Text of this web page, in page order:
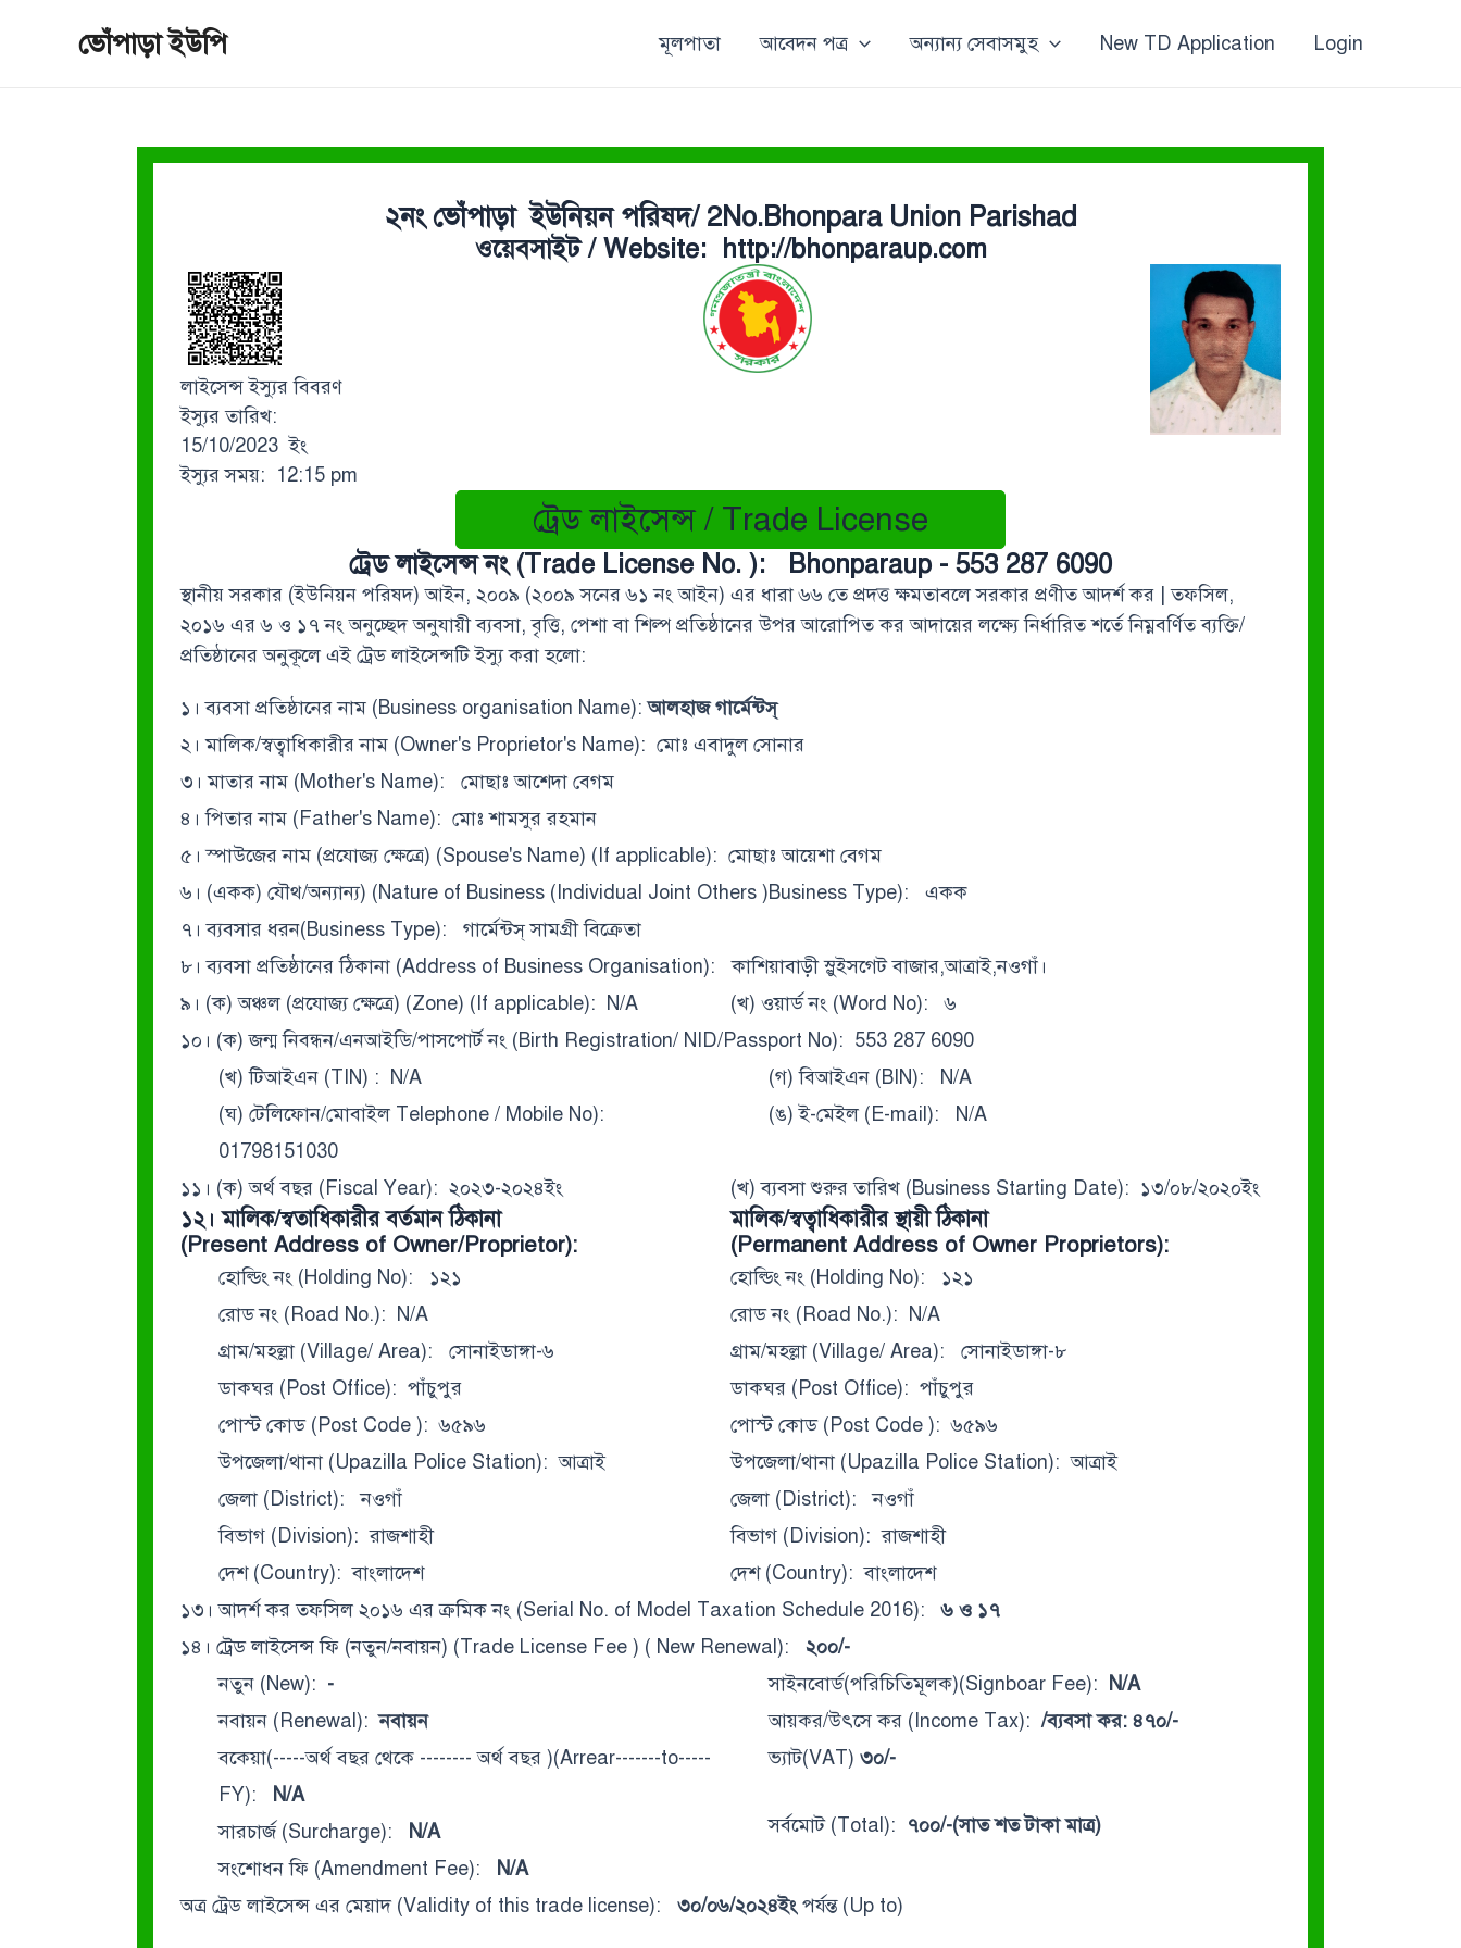
ভোঁপাড়া ইউপি মূলপাতা আবেদন পত্র অন্যান্য সেবাসমুহ New TD Application Login
২নং ভোঁপাড়া ইউনিয়ন পরিষদ/ 2No.Bhonpara Union Parishad
ওয়েবসাইট / Website: http://bhonparaup.com
লাইসেন্স ইস্যুর বিবরণ
ইস্যুর তারিখ:
15/10/2023 ইং
ইস্যুর সময়: 12:15 pm
ট্রেড লাইসেন্স / Trade License
ট্রেড লাইসেন্স নং (Trade License No. ): Bhonparaup - 553 287 6090
স্থানীয় সরকার (ইউনিয়ন পরিষদ) আইন, ২০০৯ (২০০৯ সনের ৬১ নং আইন) এর ধারা ৬৬ তে প্রদত্ত ক্ষমতাবলে সরকার প্রণীত আদর্শ কর | তফসিল,
২০১৬ এর ৬ ও ১৭ নং অনুচ্ছেদ অনুযায়ী ব্যবসা, বৃত্তি, পেশা বা শিল্প প্রতিষ্ঠানের উপর আরোপিত কর আদায়ের লক্ষ্যে নির্ধারিত শর্তে নিম্নবর্ণিত ব্যক্তি/
প্রতিষ্ঠানের অনুকূলে এই ট্রেড লাইসেন্সটি ইস্যু করা হলো:
১। ব্যবসা প্রতিষ্ঠানের নাম (Business organisation Name):আলহাজ গার্মেন্টস্
২। মালিক/স্বত্বাধিকারীর নাম (Owner's Proprietor's Name): মোঃ এবাদুল সোনার
৩। মাতার নাম (Mother's Name): মোছাঃ আশেদা বেগম
৪। পিতার নাম (Father's Name): মোঃ শামসুর রহমান
৫। স্পাউজের নাম (প্রযোজ্য ক্ষেত্রে) (Spouse's Name) (If applicable): মোছাঃ আয়েশা বেগম
৬। (একক) যৌথ/অন্যান্য) (Nature of Business (Individual Joint Others )Business Type): একক
৭। ব্যবসার ধরন(Business Type): গার্মেন্টস্ সামগ্রী বিক্রেতা
৮। ব্যবসা প্রতিষ্ঠানের ঠিকানা (Address of Business Organisation): কাশিয়াবাড়ী স্লুইসগেট বাজার,আত্রাই,নওগাঁ।
৯। (ক) অঞ্চল (প্রযোজ্য ক্ষেত্রে) (Zone) (If applicable): N/A
(খ) ওয়ার্ড নং (Word No): ৬
১০। (ক) জন্ম নিবন্ধন/এনআইডি/পাসপোর্ট নং (Birth Registration/ NID/Passport No): 553 287 6090
(খ) টিআইএন (TIN) : N/A
(ঘ) টেলিফোন/মোবাইল Telephone / Mobile No):
01798151030
(গ) বিআইএন (BIN): N/A
(ঙ) ই-মেইল (E-mail): N/A
১১। (ক) অর্থ বছর (Fiscal Year): ২০২৩-২০২৪ইং (খ) ব্যবসা শুরুর তারিখ (Business Starting Date): ১৩/০৮/২০২০ইং
১২। মালিক/স্বতাধিকারীর বর্তমান ঠিকানা
(Present Address of Owner/Proprietor):
হোল্ডিং নং (Holding No): ১২১
রোড নং (Road No.): N/A
গ্রাম/মহল্লা (Village/ Area): সোনাইডাঙ্গা-৬
ডাকঘর (Post Office): পাঁচুপুর
পোস্ট কোড (Post Code ): ৬৫৯৬
উপজেলা/থানা (Upazilla Police Station): আত্রাই
জেলা (District): নওগাঁ
বিভাগ (Division): রাজশাহী
দেশ (Country): বাংলাদেশ
মালিক/স্বত্বাধিকারীর স্থায়ী ঠিকানা
(Permanent Address of Owner Proprietors):
হোল্ডিং নং (Holding No): ১২১
রোড নং (Road No.): N/A
গ্রাম/মহল্লা (Village/ Area): সোনাইডাঙ্গা-৮
ডাকঘর (Post Office): পাঁচুপুর
পোস্ট কোড (Post Code ): ৬৫৯৬
উপজেলা/থানা (Upazilla Police Station): আত্রাই
জেলা (District): নওগাঁ
বিভাগ (Division): রাজশাহী
দেশ (Country): বাংলাদেশ
১৩। আদর্শ কর তফসিল ২০১৬ এর ক্রমিক নং (Serial No. of Model Taxation Schedule 2016):৬ ও ১৭
১৪। ট্রেড লাইসেন্স ফি (নতুন/নবায়ন) (Trade License Fee ) ( New Renewal):
২০০/-
নতুন (New): -
নবায়ন (Renewal): নবায়ন
বকেয়া(-----অর্থ বছর থেকে -------- অর্থ বছর )(Arrear-------to-----
FY): N/A
সারচার্জ (Surcharge): N/A
সংশোধন ফি (Amendment Fee): N/A
সাইনবোর্ড(পরিচিতিমূলক)(Signboar Fee): N/A
আয়কর/উৎসে কর (Income Tax):/ব্যবসা কর: ৪৭০/-
ভ্যাট(VAT) ৩০/-
সর্বমোট (Total): ৭০০/-(সাত শত টাকা মাত্র)
অত্র ট্রেড লাইসেন্স এর মেয়াদ (Validity of this trade license): ৩০/০৬/২০২৪ইং পর্যন্ত (Up to)